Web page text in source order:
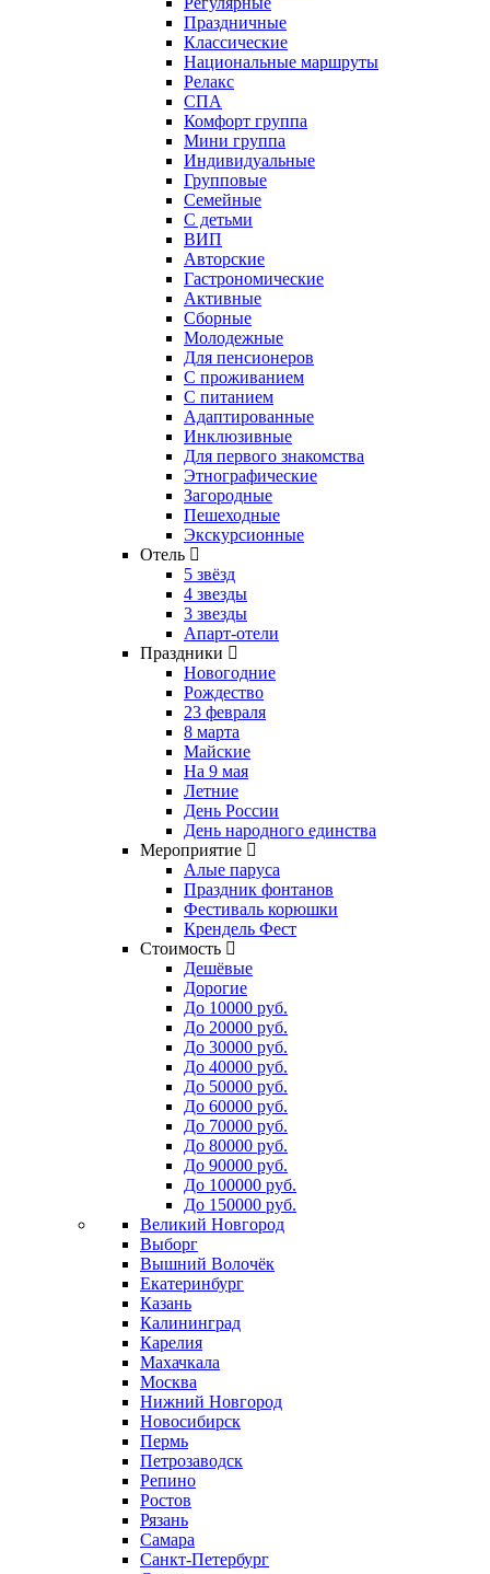
Праздничные
Классические
Национальные маршруты
Релакс
СПА
Комфорт группа
Мини группа
Индивидуальные
Групповые
Семейные
С детьми
ВИП
Авторские
Гастрономические
Активные
Сборные
Молодежные
Для пенсионеров
С проживанием
С питанием
Адаптированные
Инклюзивные
Для первого знакомства
Этнографические
Загородные
Пешеходные
Экскурсионные
Отель
5 звёзд
4 звезды
3 звезды
Апарт-отели
Праздники
Новогодние
Рождество
23 февраля
8 марта
Майские
На 9 мая
Летние
День России
День народного единства
Мероприятие
Алые паруса
Праздник фонтанов
Фестиваль корюшки
Крендель Фест
Стоимость
Дешёвые
Дорогие
До 10000 руб.
До 20000 руб.
До 30000 руб.
До 40000 руб.
До 50000 руб.
До 60000 руб.
До 70000 руб.
До 80000 руб.
До 90000 руб.
До 100000 руб.
До 150000 руб.
Великий Новгород
Выборг
Вышний Волочёк
Екатеринбург
Казань
Калининград
Карелия
Махачкала
Москва
Нижний Новгород
Новосибирск
Пермь
Петрозаводск
Репино
Ростов
Рязань
Самара
Санкт-Петербург